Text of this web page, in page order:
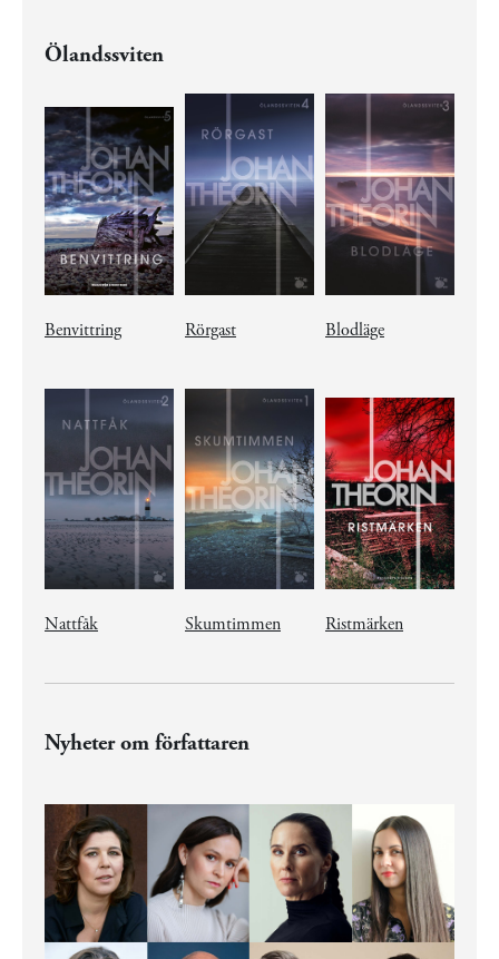
Ölandssviten
Benvittring Rörgast Blodläge
Nattfåk Skumtimmen Ristmärken
Nyheter om författaren